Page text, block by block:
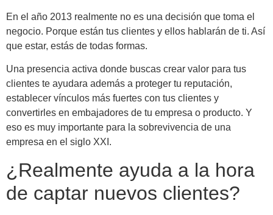
En el año 2013 realmente no es una decisión que toma el
negocio. Porque están tus clientes y ellos hablarán de ti. Así
que estar, estás de todas formas.
Una presencia activa donde buscas crear valor para tus
clientes te ayudara además a proteger tu reputación,
establecer vínculos más fuertes con tus clientes y
convertirles en embajadores de tu empresa o producto. Y
eso es muy importante para la sobrevivencia de una
empresa en el siglo XXI.
¿Realmente ayuda a la hora
de captar nuevos clientes?